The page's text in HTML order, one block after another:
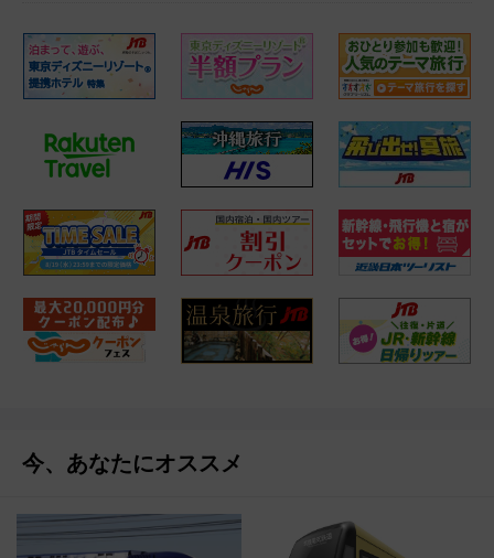
今、あなたにオススメ